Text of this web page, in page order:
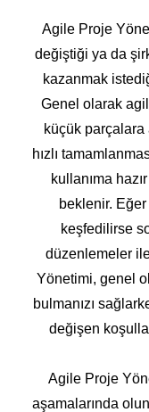
Agile Proje
değiştiği ya da
kazanmak
Genel olarak
küçük parçalara
hızlı
kullanıma
beklenir.
keşfedilirse
düzenlemeler
Yönetimi, genel
bulmanızı
değişen
Agile Proje
aşamalarında